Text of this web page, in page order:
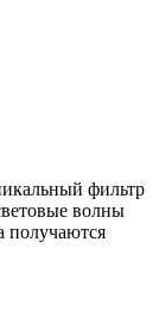
фильтр
волны
получаются